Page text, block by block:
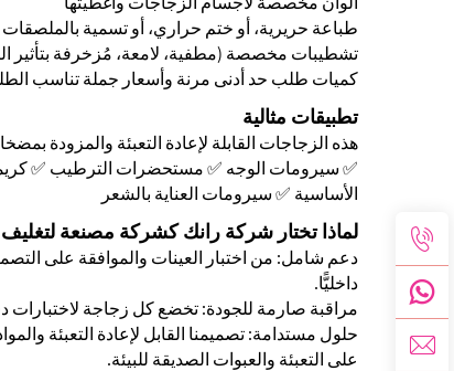
طباعة حريرية، أو ختم حراري، أو تسمية بالملصقات
تشطيبات مخصصة (مطفية، لامعة، مُزخرفة بتأثير
كميات طلب حد أدنى مرنة وأسعار جملة تناسب
تطبيقات مثالية
هذه الزجاجات القابلة لإعادة التعبئة والمزودة
✅ سيرومات الوجه ✅ مستحضرات الترطيب ✅
الأساسية ✅ سيرومات العناية بالشعر
لماذا تختار شركة رانك كشركة مصنعة
دعم شامل: من اختبار العينات والموافقة على
داخليًّا.
مراقبة صارمة للجودة: تخضع كل زجاجة لاختبارات
حلول مستدامة: تصميمنا القابل لإعادة التعبئة
على التعبئة والعبوات الصديقة للبيئة.